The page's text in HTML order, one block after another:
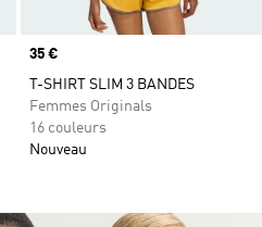
Prix
35 €
T-SHIRT SLIM 3 BANDES
Femmes Originals
16 couleurs
Nouveau